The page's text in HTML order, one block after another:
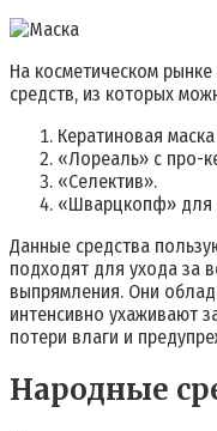
На косметическом
средств, из которых
Кератиновая
«Лореаль» с про-
«Селектив».
«Шварцкопф» для
Данные средства
подходят для ухода за
выпрямления. Они
интенсивно ухаживают
потери влаги и
Народные